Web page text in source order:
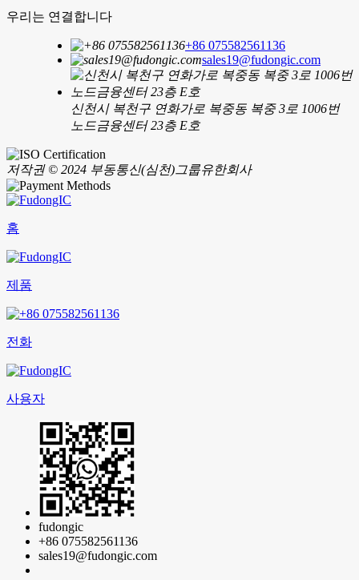
우리는 연결합니다
+86 075582561136
sales19@fudongic.com
신천시 복천구 연화가로 복중동 복중 3로 1006번
노드금융센터 23층 E호
저작권 © 2024 부동통신(심천)그룹유한회사
홈
제품
전화
사용자
fudongic
+86 075582561136
sales19@fudongic.com